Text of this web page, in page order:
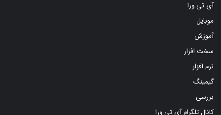
آی تی ورا
موبایل
آموزش
سخت افزار
نرم افزار
گیمینگ
بررسی
کانال تلگرام آی تی ورا